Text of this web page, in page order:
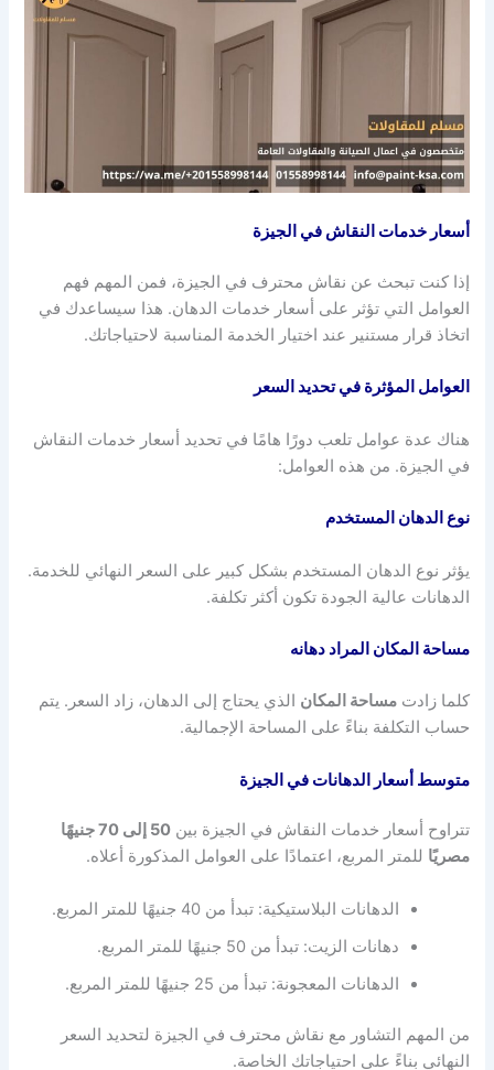
أسعار خدمات النقاش في الجيزة
إذا كنت تبحث عن نقاش محترف في الجيزة، فمن المهم فهم
العوامل التي تؤثر على أسعار خدمات الدهان. هذا سيساعدك في
اتخاذ قرار مستنير عند اختيار الخدمة المناسبة لاحتياجاتك.
العوامل المؤثرة في تحديد السعر
هناك عدة عوامل تلعب دورًا هامًا في تحديد أسعار خدمات النقاش
في الجيزة. من هذه العوامل:
نوع الدهان المستخدم
يؤثر نوع الدهان المستخدم بشكل كبير على السعر النهائي للخدمة.
الدهانات عالية الجودة تكون أكثر تكلفة.
مساحة المكان المراد دهانه
كلما زادتمساحة المكان الذي يحتاج إلى الدهان، زاد السعر. يتم
حساب التكلفة بناءً على المساحة الإجمالية.
متوسط أسعار الدهانات في الجيزة
تتراوح أسعار خدمات النقاش في الجيزة بين50
إلى 70 جنيهًا
مصريًا للمتر المربع، اعتمادًا على العوامل المذكورة أعلاه.
الدهانات البلاستيكية: تبدأ من 40 جنيهًا للمتر المربع.
دهانات الزيت: تبدأ من 50 جنيهًا للمتر المربع.
الدهانات المعجونة: تبدأ من 25 جنيهًا للمتر المربع.
من المهم التشاور مع نقاش محترف في الجيزة لتحديد السعر
النهائي بناءً على احتياجاتك الخاصة.